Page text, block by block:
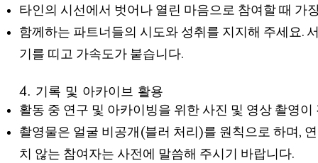
타인의 시선에서 벗어나 열린 마음으로 참여할 때 가
함께하는 파트너들의 시도와 성취를 지지해 주세요.
기를 띠고 가속도가 붙습니다.
4. 기록 및 아카이브 활용
활동 중 연구 및 아카이빙을 위한 사진 및 영상 촬영이
촬영물은 얼굴 비공개(블러 처리)를 원칙으로 하며,
치 않는 참여자는 사전에 말씀해 주시기 바랍니다.